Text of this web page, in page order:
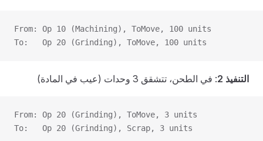
From: Op 10 (Machining), ToMove, 100 units
To:   Op 20 (Grinding), ToMove, 100 units
التنفيذ 2 : في الطحن، تتشقق 3 وحدات (عيب في المادة)
From: Op 20 (Grinding), ToMove, 3 units
To:   Op 20 (Grinding), Scrap, 3 units